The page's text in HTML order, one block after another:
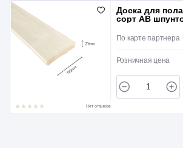
Нет отзывов
Доска для
сорт АВ
По карте партнера
Розничная цена